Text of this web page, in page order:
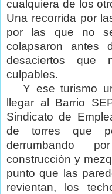
cualquiera de los
Una recorrida por
por las que no
colapsaron antes
desaciertos que
culpables.
Y ese turismo
llegar al Barrio
Sindicato de
de torres que
derrumbando
construcción y
punto que las
revientan, los